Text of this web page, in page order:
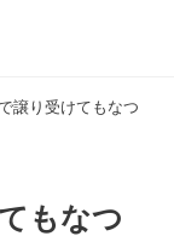
譲り受けてもなつ
もなつ